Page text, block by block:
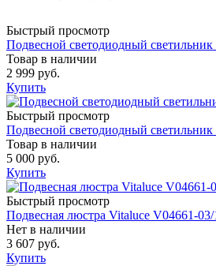
Быстрый просмотр
Подвесной светодиодный
Товар в наличии
2 999 руб.
Купить
Быстрый просмотр
Подвесной светодиодный
Товар в наличии
5 000 руб.
Купить
Быстрый просмотр
Подвесная люстра Vitaluce V04661-03/
Нет в наличии
3 607 руб.
Купить